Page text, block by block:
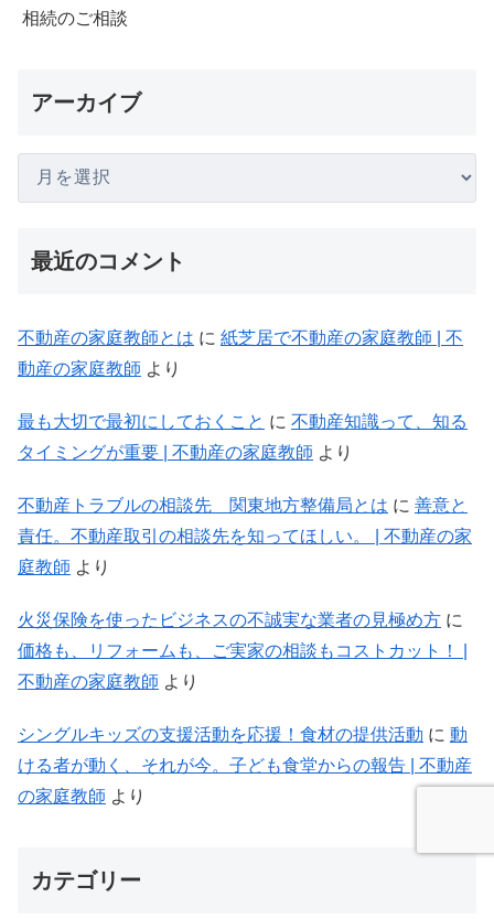
相続のご相談
アーカイブ
最近のコメント
不動産の家庭教師とは に 紙芝居で不動産の家庭教師 | 不
動産の家庭教師 より
最も大切で最初にしておくこと に 不動産知識って、知る
タイミングが重要 | 不動産の家庭教師 より
不動産トラブルの相談先 関東地方整備局とは に 善意と
責任。不動産取引の相談先を知ってほしい。 | 不動産の家
庭教師 より
火災保険を使ったビジネスの不誠実な業者の見極め方 に
価格も、リフォームも、ご実家の相談もコストカット！ |
不動産の家庭教師 より
シングルキッズの支援活動を応援！食材の提供活動 に 動
ける者が動く、それが今。子ども食堂からの報告 | 不動産
の家庭教師 より
カテゴリー